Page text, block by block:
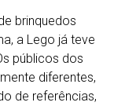
brinquedos
a Lego já teve
públicos dos
diferentes,
de referências,